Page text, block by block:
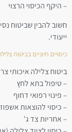
– היקף הכיסוי הרצוי
חשוב להבין שביטוח
ייעודי.
כיסויים חיוניים בביטוח
ביטוח צלילה איכותי
– טיפול בתא לחץ
– פינוי רפואי דחוף
– כיסוי להוצאות אשפוז
– אחריות צד ג'